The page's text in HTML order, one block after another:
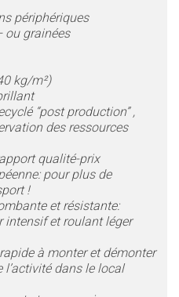
périphériques
ou grainées
kg/m²)
“post production” ,
des ressources
qualité-prix
pour plus de
!
et résistante:
intensif et roulant léger
à monter et démonter
l’activité dans le local